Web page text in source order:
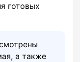
готовых
а также